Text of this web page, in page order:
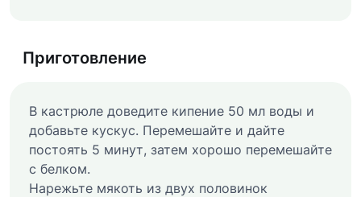
Приготовление
В кастрюле доведите кипение 50 мл воды и
добавьте кускус. Перемешайте и дайте
постоять 5 минут, затем хорошо перемешайте
с белком.
Нарежьте мякоть из двух половинок